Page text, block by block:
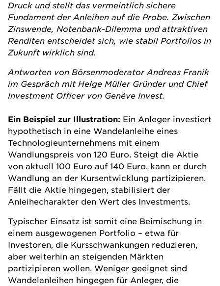
Druck und stellt das vermeintlich sichere
Fundament der Anleihen auf die Probe. Zwischen
Zinswende, Notenbank-Dilemma und attraktiven
Renditen entscheidet sich, wie stabil Portfolios in
Zukunft wirklich sind.
Antworten von Börsenmoderator Andreas Franik
im Gespräch mit Helge Müller Gründer und Chief
Investment Officer von Genéve Invest.
Ein Beispiel zur Illustration: Ein Anleger investiert
hypothetisch in eine Wandelanleihe eines
Technologieunternehmens mit einem
Wandlungspreis von 120 Euro. Steigt die Aktie
von aktuell 100 Euro auf 140 Euro, kann er durch
Wandlung an der Kursentwicklung partizipieren.
Fällt die Aktie hingegen, stabilisiert der
Anleihecharakter den Wert des Investments.
Typischer Einsatz ist somit eine Beimischung in
einem ausgewogenen Portfolio – etwa für
Investoren, die Kursschwankungen reduzieren,
aber weiterhin an steigenden Märkten
partizipieren wollen. Weniger geeignet sind
Wandelanleihen hingegen für Anleger, die